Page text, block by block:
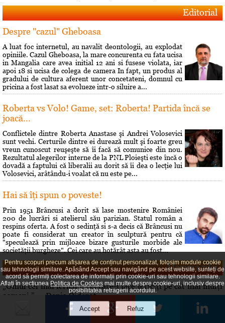
Editorial
Despre "cazul" Gheboasa
A luat foc internetul, au navalit deontologii, au explodat
opiniile. Cazul Gheboasa, la mare concurenta cu fata ucisa
in Mangalia care avea initial 12 ani si fusese violata, iar
apoi 18 si ucisa de colega de camera In fapt, un produs al
gradului de cultura aferent unor concetateni, domnul cu
pricina a fost lasat sa evolueze intr-o siluire a...
Roberta vs Volo! Game, set: Roberta! Partida încă se
joacă...
Conflictele dintre Roberta Anastase şi Andrei Volosevici
sunt vechi. Certurile dintre ei durează mult şi foarte greu
vreun cunoscut reuşeşte să îi facă să comunice din nou.
Rezultatul alegerilor interne de la PNL Ploieşti este încă o
dovadă a faptului că liberalii au dorit să îi dea o lecţie lui
Volosevici, arâtându-i voalat că nu este pe...
Hai să îţi spun o poveste!
Prin 1951 Brâncusi a dorit să lase mostenire României
200 de lucrări si atelierul său parizian. Statul român a
respins oferta. A fost o sedinţă si s-a decis că Brâncusi nu
poate fi considerat un creator în sculptură pentru că
"speculează prin mijloace bizare gusturile morbide ale
societăţii burgheze". Cei care au hotărât asta au fost...
Maxima zilei
„Omul cel mai fericit e cel care-i face fericiţi pe cât mai mulţi
oameni.” — Denis Diderot
Curs valutar
Pentru scopuri precum afișarea de conținut personalizat, folosim module cookie
sau tehnologii similare. Apăsând Accept sau navigând pe acest website, sunteți de
acord să permiți colectarea de informații prin cookie-uri sau tehnologii similare.
Aflați în secțiuneaPolitica de Cookiesmai multe despre cookie-uri, inclusiv despre
posibilitatea retragerii acordului.